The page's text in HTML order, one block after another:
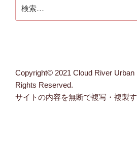
索:
Copyright© 2021 Cloud River Urban
Rights Reserved.
サイトの内容を無断で複写・複製